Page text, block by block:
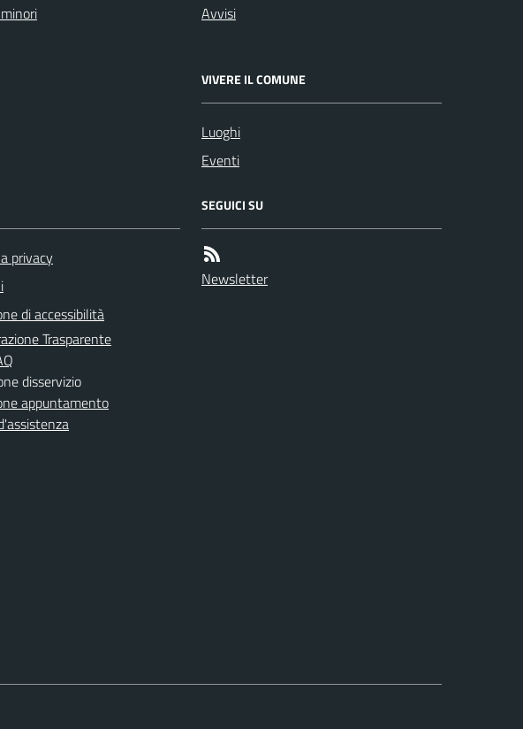
Avvisi
VIVERE IL COMUNE
Luoghi
Eventi
privacy
di accessibilità
Trasparente
disservizio
appuntamento
SEGUICI SU
Newsletter